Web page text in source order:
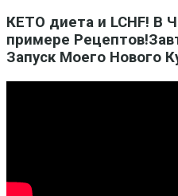
КЕТО диета и LCHF! В
примере
Запуск Моего Нового